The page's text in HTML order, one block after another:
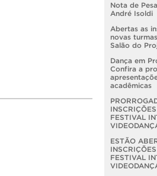
Nota de
André Isoldi
Abertas as
novas
Salão do
Dança em
Confira a
acadêmicas
FESTIVAL
ESTÃO
FESTIVAL